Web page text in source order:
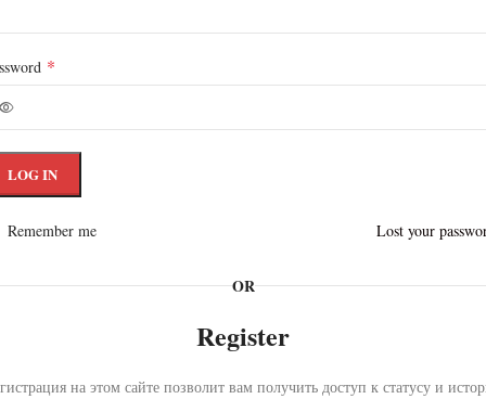
*
LOG IN
Lost your
Remember me
OR
Register
на этом сайте позволит вам получить доступ к статусу и